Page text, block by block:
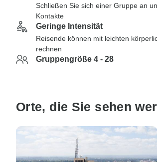
Schließen Sie sich einer Gruppe an
Kontakte
Geringe Intensität
Reisende können mit leichten
rechnen
Gruppengröße 4 - 28
Orte, die Sie sehen